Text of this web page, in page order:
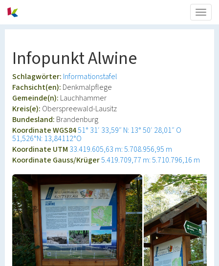
Infopunkt Alwine
Schlagwörter: Informationstafel
Fachsicht(en): Denkmalpflege
Gemeinde(n): Lauchhammer
Kreis(e): Oberspreewald-Lausitz
Bundesland: Brandenburg
Koordinate WGS8451° 31′ 33,59″ N: 13° 50′ 28,01″ O
51,526°N: 13,84112°O
Koordinate UTM 33.419.605,63 m: 5.708.956,95 m
Koordinate Gauss/Krüger5.419.709,77 m: 5.710.796,16 m